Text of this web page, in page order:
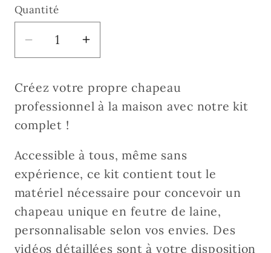
Quantité
Réduire
la
quantité
de
Kit
création
Augmenter
la
de
Kit
Créez votre propre chapeau
professionnel à la maison avec notre kit
complet !
Accessible à tous, même sans
expérience, ce kit contient tout le
matériel nécessaire pour concevoir un
chapeau unique en feutre de laine,
personnalisable selon vos envies. Des
vidéos détaillées sont à votre disposition